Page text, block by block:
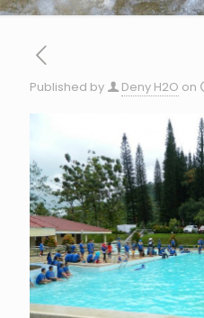
Published by Deny H2O on